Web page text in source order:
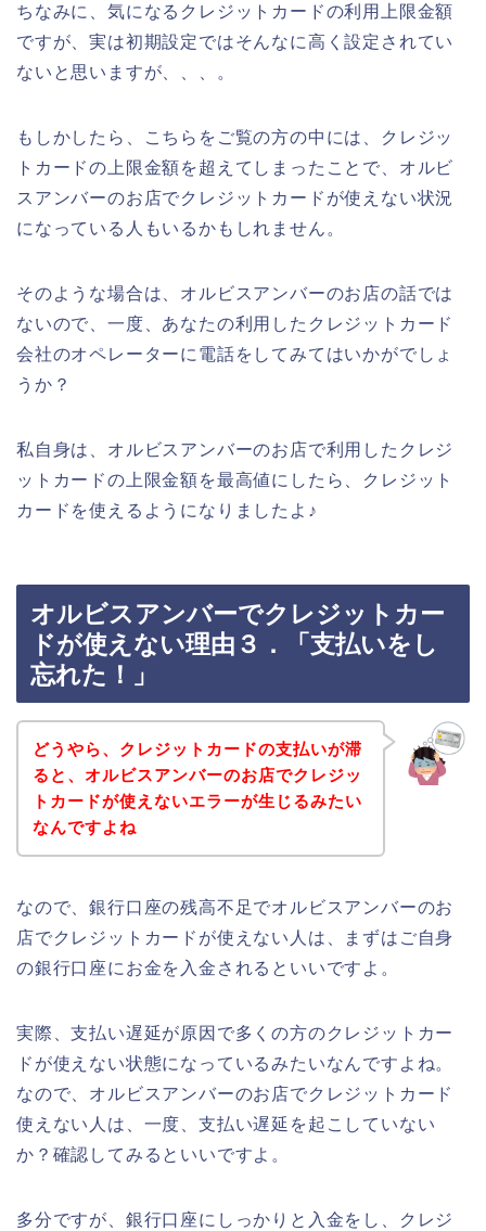
ちなみに、気になるクレジットカードの利用上限金額
ですが、実は初期設定ではそんなに高く設定されてい
ないと思いますが、、、。
もしかしたら、こちらをご覧の方の中には、クレジッ
トカードの上限金額を超えてしまったことで、オルビ
スアンバーのお店でクレジットカードが使えない状況
になっている人もいるかもしれません。
そのような場合は、オルビスアンバーのお店の話では
ないので、一度、あなたの利用したクレジットカード
会社のオペレーターに電話をしてみてはいかがでしょ
うか？
私自身は、オルビスアンバーのお店で利用したクレジ
ットカードの上限金額を最高値にしたら、クレジット
カードを使えるようになりましたよ♪
オルビスアンバーでクレジットカー
ドが使えない理由３．「支払いをし
忘れた！」
どうやら、クレジットカードの支払いが滞
ると、オルビスアンバーのお店でクレジッ
トカードが使えないエラーが生じるみたい
なんですよね
なので、銀行口座の残高不足でオルビスアンバーのお
店でクレジットカードが使えない人は、まずはご自身
の銀行口座にお金を入金されるといいですよ。
実際、支払い遅延が原因で多くの方のクレジットカー
ドが使えない状態になっているみたいなんですよね。
なので、オルビスアンバーのお店でクレジットカード
使えない人は、一度、支払い遅延を起こしていない
か？確認してみるといいですよ。
多分ですが、銀行口座にしっかりと入金をし、クレジ